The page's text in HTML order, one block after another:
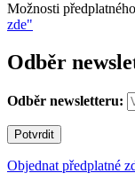
Možnosti
zde"
Odběr
Odběr newsletteru:
Objednat předplatné